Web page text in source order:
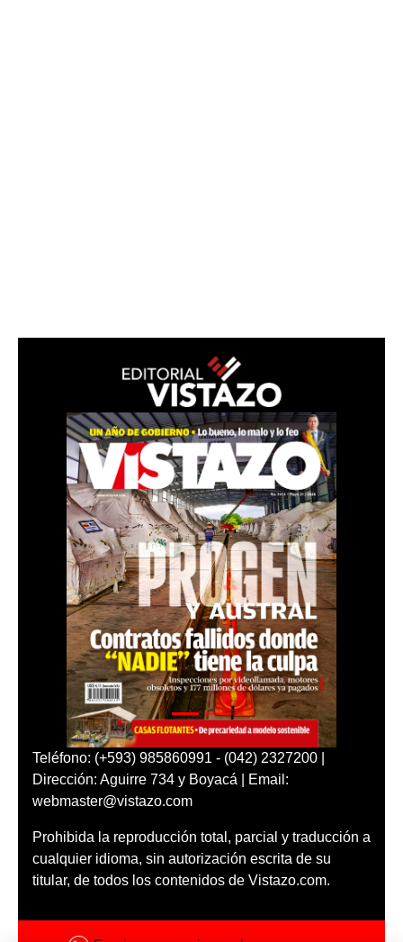
Teléfono: (+593) 985860991 - (042) 2327200 |
Dirección: Aguirre 734 y Boyacá | Email:
webmaster@vistazo.com
Prohibida la reproducción total, parcial y traducción a
cualquier idioma, sin autorización escrita de su
titular, de todos los contenidos de Vistazo.com.